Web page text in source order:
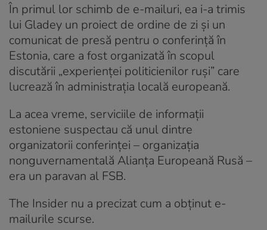
În primul lor schimb de e-mailuri, ea i-a trimis
lui Gladey un proiect de ordine de zi și un
comunicat de presă pentru o conferință în
Estonia, care a fost organizată în scopul
discutării „experienței politicienilor ruși” care
lucrează în administrația locală europeană.
La acea vreme, serviciile de informații
estoniene suspectau că unul dintre
organizatorii conferinței – organizația
nonguvernamentală Alianța Europeană Rusă –
era un paravan al FSB.
The Insider nu a precizat cum a obținut e-
mailurile scurse.